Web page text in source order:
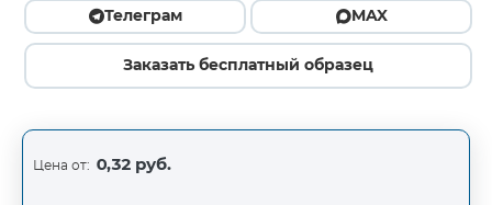
Телеграм MAX
Заказать бесплатный образец
Цена от: 0,32 руб.